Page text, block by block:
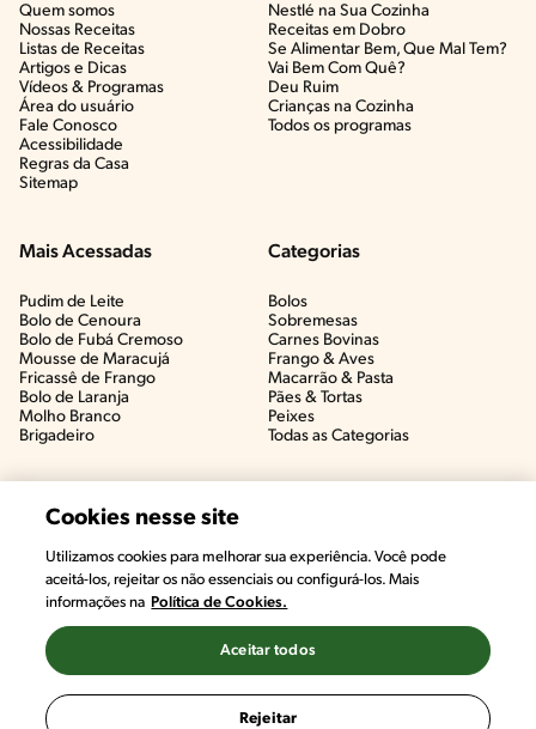
Quem somos
Nossas Receitas
Listas de Receitas​
Artigos e Dicas​
Vídeos & Programas​
Área do usuário
Fale Conosco
Acessibilidade
Regras da Casa
Sitemap
Nestlé na Sua Cozinha
Receitas em Dobro
Se Alimentar Bem, Que Mal Tem?​
Vai Bem Com Quê?​
Deu Ruim​
Crianças na Cozinha​
Todos os programas
Mais Acessadas
Pudim de Leite
Bolo de Cenoura
Bolo de Fubá Cremoso
Mousse de Maracujá
Fricassê de Frango
Bolo de Laranja
Molho Branco
Brigadeiro
Categorias
Bolos
Sobremesas
Carnes Bovinas​
Frango & Aves​
Macarrão & Pasta​
Pães & Tortas​
Peixes
Todas as Categorias
Cookies nesse site
Utilizamos cookies para melhorar sua experiência. Você pode
aceitá-los, rejeitar os não essenciais ou configurá-los. Mais
informações na Política de Cookies.
Rejeitar
Aceitar todos